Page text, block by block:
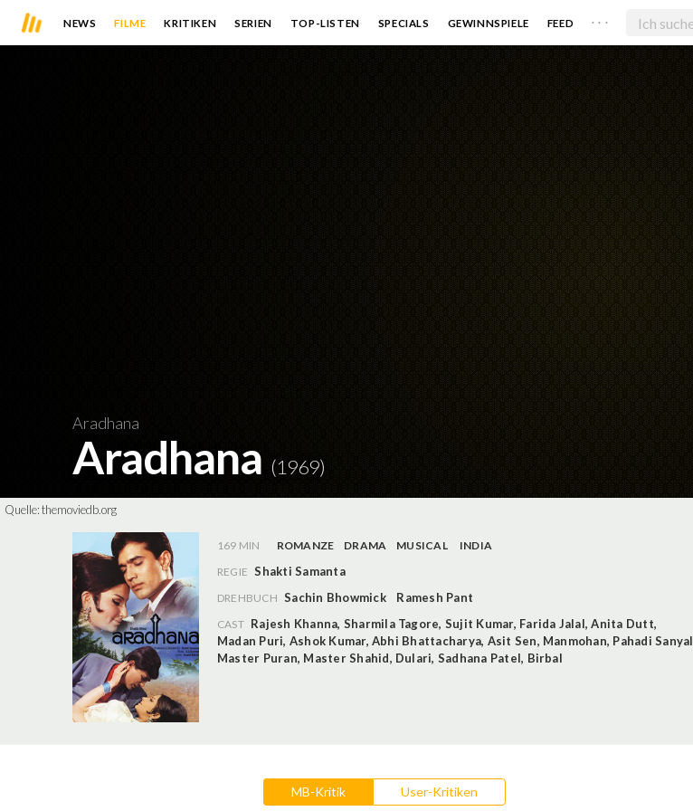
NEWS FILME KRITIKEN SERIEN TOP-LISTEN SPECIALS GEWINNSPIELE FEED . . .
Aradhana
Aradhana (1969)
Quelle:themoviedb.org
169 MIN ROMANZE DRAMA MUSICAL
INDIA
REGIE Shakti Samanta
DREHBUCH Sachin Bhowmick Ramesh Pant
CAST Rajesh Khanna, Sharmila Tagore, Sujit Kumar, Farida Jalal,Anita Dutt,
Madan Puri, Ashok Kumar,Abhi Bhattacharya, Asit Sen, Manmohan, Pahadi Sanyal
Master Puran, Master Shahid, Dulari, Sadhana Patel, Birbal
MB-Kritik User-Kritiken